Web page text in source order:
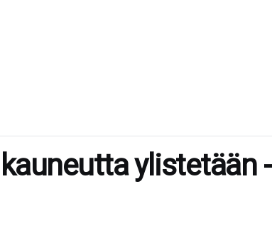
ylistetään -